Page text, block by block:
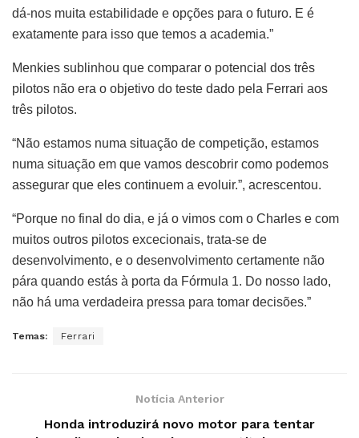
dá-nos muita estabilidade e opções para o futuro. E é
exatamente para isso que temos a academia.”
Menkies sublinhou que comparar o potencial dos três
pilotos não era o objetivo do teste dado pela Ferrari aos
três pilotos.
“Não estamos numa situação de competição, estamos
numa situação em que vamos descobrir como podemos
assegurar que eles continuem a evoluir.”, acrescentou.
“Porque no final do dia, e já o vimos com o Charles e com
muitos outros pilotos excecionais, trata-se de
desenvolvimento, e o desenvolvimento certamente não
pára quando estás à porta da Fórmula 1. Do nosso lado,
não há uma verdadeira pressa para tomar decisões.”
Temas: Ferrari
Notícia Anterior
Honda introduzirá novo motor para tentar